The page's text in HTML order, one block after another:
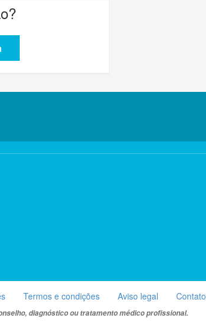
?
Termos e condições Aviso legal Contato
diagnóstico ou tratamento médico profissional.